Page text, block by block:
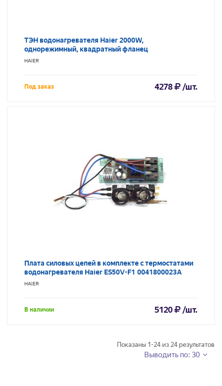
ТЭН водонагревателя Haier 2000W,
однорежимный, квадратный фланец
HAIER
Под заказ 4278 /шт.
Плата силовых цепей в комплекте с термостатами
водонагревателя Haier ES50V-F1 0041800023A
HAIER
В наличии 5120 /шт.
Показаны 1-24 из 24 результатов
Выводить по: 30